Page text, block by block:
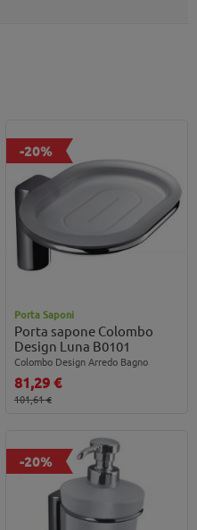
-20%
Porta Saponi
Porta sapone Colombo
Design Luna B0101
Colombo Design Arredo Bagno
81,29 €
101,61 €
-20%